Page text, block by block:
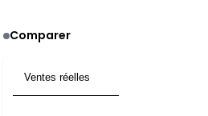
Comparer
Ventes réelles